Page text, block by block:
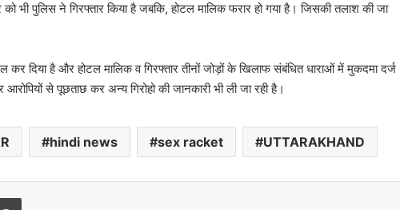
भी पुलिस ने गिरफ्तार किया है जबकि, होटल मालिक फरार हो गया है। जिसकी तलाश की जा
कर दिया है और होटल मालिक व गिरफ्तार तीनों जोड़ों के खिलाफ संबंधित धाराओं में मुकदमा दर्ज
आरोपियों से पूछताछ कर अन्य गिरोहो की जानकारी भी ली जा रही है।
hindi news sex racket UTTARAKHAND
Print